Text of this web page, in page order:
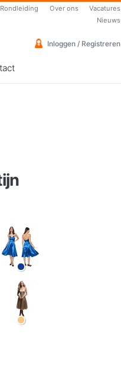
Rondleiding Over ons
Vacatures
Nieuws
Inloggen / Registreren